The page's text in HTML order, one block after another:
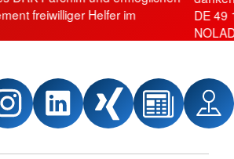
freiwilliger Helfer im
DE 49